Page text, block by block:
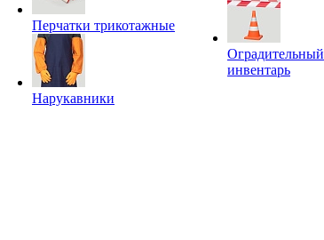
Перчатки трикотажные
Нарукавники
Оградительный
инвентарь